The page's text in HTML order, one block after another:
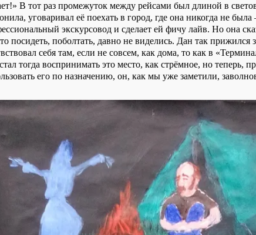
В тот раз промежуток между рейсами был длиной в
уговаривал её поехать в город, где она никогда не
экскурсовод и сделает ей фичу лайв. Но она
посидеть, поболтать, давно не виделись. Дан так прижился
себя там, если не совсем, как дома, то как в
тогда воспринимать это место, как стрёмное, но теперь,
его по назначению, он, как мы уже заметили,